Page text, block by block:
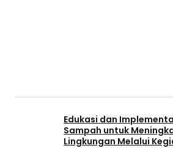
Edukasi dan
Sampah untuk
Lingkungan Melalui